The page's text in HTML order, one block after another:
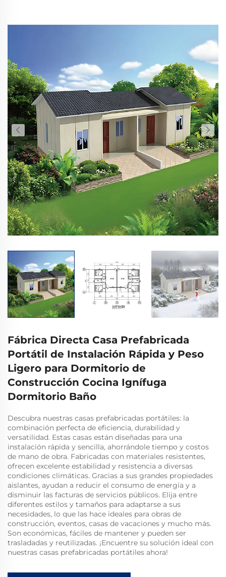
Fábrica Directa Casa Prefabricada
Portátil de Instalación Rápida y Peso
Ligero para Dormitorio de
Construcción Cocina Ignífuga
Dormitorio Baño
Descubra nuestras casas prefabricadas portátiles: la
combinación perfecta de eficiencia, durabilidad y
versatilidad. Estas casas están diseñadas para una
instalación rápida y sencilla, ahorrándole tiempo y costos
de mano de obra. Fabricadas con materiales resistentes,
ofrecen excelente estabilidad y resistencia a diversas
condiciones climáticas. Gracias a sus grandes propiedades
aislantes, ayudan a reducir el consumo de energía y a
disminuir las facturas de servicios públicos. Elija entre
diferentes estilos y tamaños para adaptarse a sus
necesidades, lo que las hace ideales para obras de
construcción, eventos, casas de vacaciones y mucho más.
Son económicas, fáciles de mantener y pueden ser
trasladadas y reutilizadas. ¡Encuentre su solución ideal con
nuestras casas prefabricadas portátiles ahora!